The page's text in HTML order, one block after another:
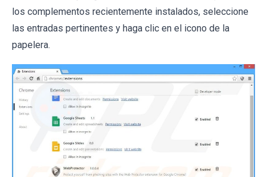
los complementos recientemente instalados, seleccione
las entradas pertinentes y haga clic en el icono de la
papelera.